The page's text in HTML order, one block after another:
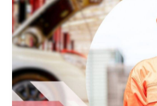
備不足による再検査や手続き遅
方、失敗事例では、書類の記入
査となった方が多くいます。こ
大切さと点検の徹底が合格の鍵
す。